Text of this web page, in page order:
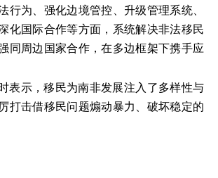
行为、强化边境管控、升级管理系统、
化国际合作等方面，系统解决非法移民
同周边国家合作，在多边框架下携手应
表示，移民为南非发展注入了多样性与
打击借移民问题煽动暴力、破坏稳定的